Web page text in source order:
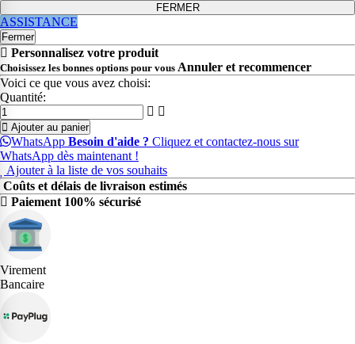
FERMER
ASSISTANCE
Fermer
Personnalisez votre produit
Choisissez les bonnes options pour vous Annuler et recommencer
Voici ce que vous avez choisi:
Quantité:
Ajouter au panier
WhatsApp Besoin d'aide ? Cliquez et contactez-nous sur
WhatsApp dès maintenant !
Ajouter à la liste de vos souhaits
Coûts et délais de livraison estimés
Paiement 100% sécurisé
Virement
Bancaire